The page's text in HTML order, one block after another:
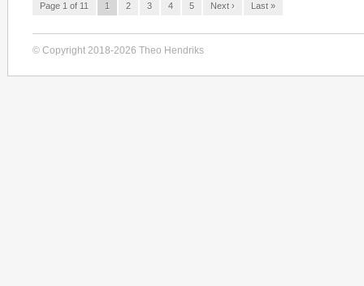
Page 1 of 11 1 2 3 4 5 Next › Last »
© Copyright 2018-2026 Theo Hendriks